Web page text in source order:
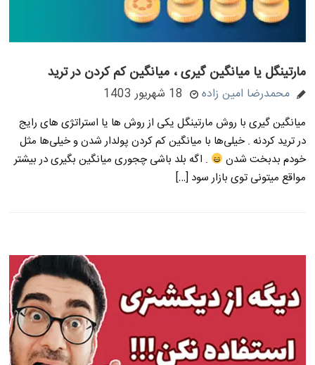
مارتینگل یا میانگین گیری ، میانگین کم کردن در ترید
محمدرضا امین زاده 18 شهریور 1403
میانگین گیری با روش مارتینگل یکی از روش ها یا استراتژی های رایج
در ترید کردنه . خیلی‌ها با میانگین کم کردن پولدار شدن و خیلی‌ها مثل
خودم بدبخت شدن
. اگه بلد باشی چجوری میانگین بگیری در بیشتر
مواقع میتونی توی بازار سود […]